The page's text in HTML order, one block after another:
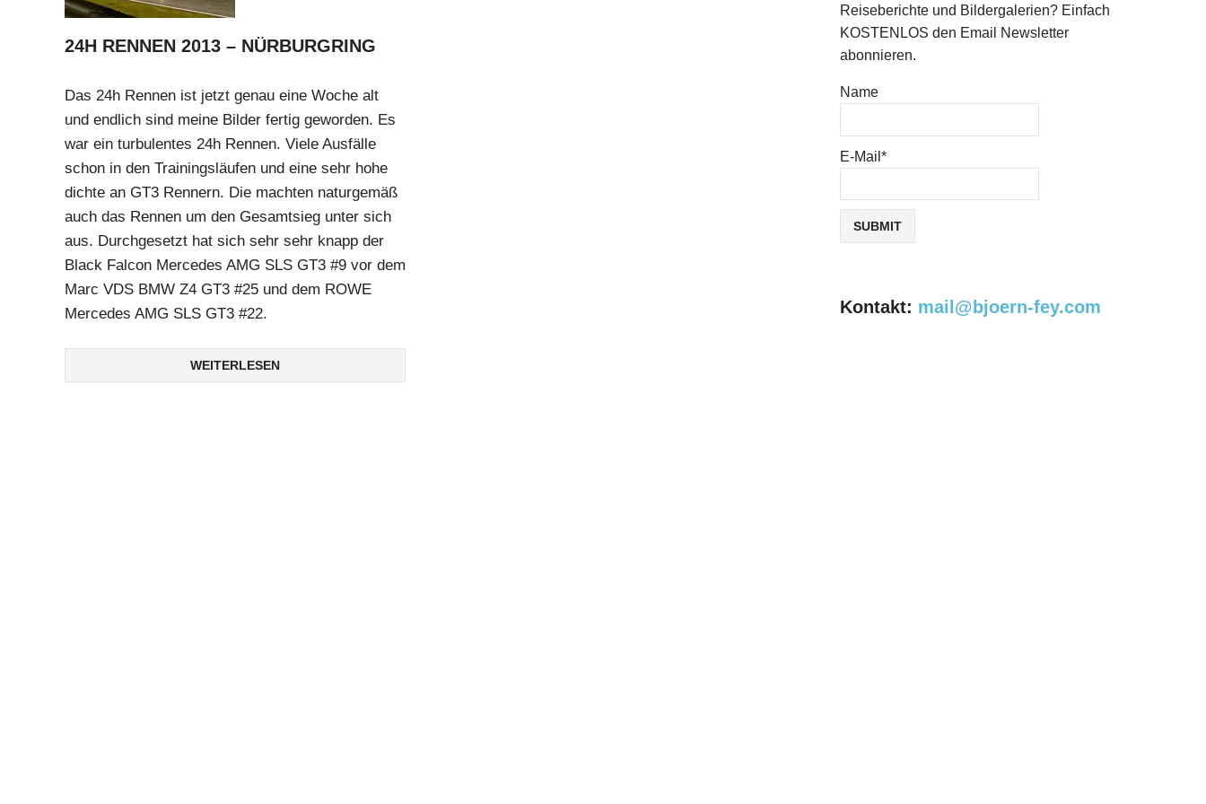
24H RENNEN 2013 – NÜRBURGRING
Das 24h Rennen ist jetzt genau eine Woche alt
und endlich sind meine Bilder fertig geworden. Es
war ein turbulentes 24h Rennen. Viele Ausfälle
schon in den Trainingsläufen und eine sehr hohe
dichte an GT3 Rennern. Die machten naturgemäß
auch das Rennen um den Gesamtsieg unter sich
aus. Durchgesetzt hat sich sehr sehr knapp der
Black Falcon Mercedes AMG SLS GT3 #9 vor dem
Marc VDS BMW Z4 GT3 #25 und dem ROWE
Mercedes AMG SLS GT3 #22.
WEITERLESEN
Reiseberichte und Bildergalerien? Einfach
KOSTENLOS den Email Newsletter
abonnieren.
Name
E-Mail*
Kontakt: mail@bjoern-fey.com